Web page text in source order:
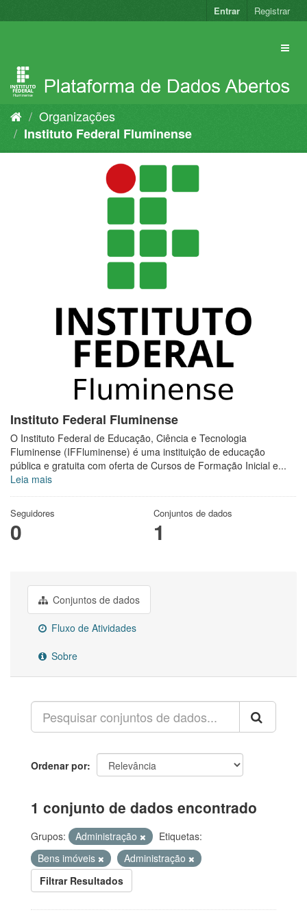
para
Entrar Registrar
Organizações
Instituto Federal Fluminense
Instituto Federal Fluminense
O Instituto Federal de Educação, Ciência e Tecnologia
Fluminense (IFFluminense) é uma instituição de educação
pública e gratuita com oferta de Cursos de Formação Inicial e...
Leia mais
Seguidores
0
Conjuntos de dados
1
Conjuntos de dados
Fluxo de Atividades
Sobre
Ordenar por
1 conjunto de dados encontrado
Grupos: Administração
Etiquetas:
Bens imóveis
Administração
Filtrar Resultados